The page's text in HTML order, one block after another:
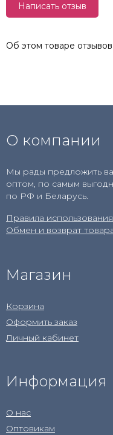
Написать отзыв
Об этом товаре
О компании
Мы рады предложить
оптом, по самым
по РФ и Беларусь.
Правила
Обмен и возврат
Магазин
Корзина
Оформить заказ
Личный кабинет
Информация
О нас
Оптовикам